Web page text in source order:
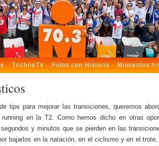
TrichileTV Fotos con Historia Momentos
tips para mejorar las transiciones, queremos
en la T2. Como hemos dicho en otras
y minutos que se pierden en las
bajarlos en la natación, en el ciclismo y en el